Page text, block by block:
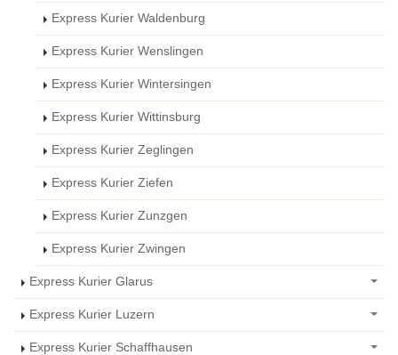
Express Kurier Waldenburg
Express Kurier Wenslingen
Express Kurier Wintersingen
Express Kurier Wittinsburg
Express Kurier Zeglingen
Express Kurier Ziefen
Express Kurier Zunzgen
Express Kurier Zwingen
Express Kurier Glarus
Express Kurier Luzern
Express Kurier Schaffhausen